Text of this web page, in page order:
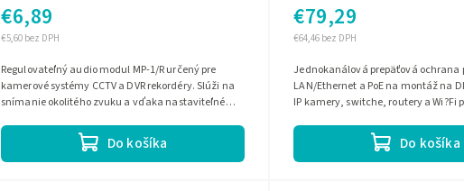
€5,60 bez DPH
€6,89
Do košíka
Regulovateľný audio modul MP-1/R určený pre
kamerové systémy CCTV a DVR rekordéry. Slúži na
snímanie okolitého zvuku a vďaka nastaviteľnému
€64,46 bez DPH
€79,29
Do košíka
Jednokanálová prepäťová ochrana
LAN/Ethernet a PoE na montáž na
IP kamery, switche, routery a Wi?Fi